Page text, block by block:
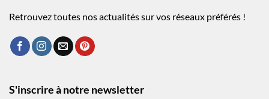
Retrouvez toutes nos actualités sur vos réseaux préférés !
S'inscrire à notre newsletter